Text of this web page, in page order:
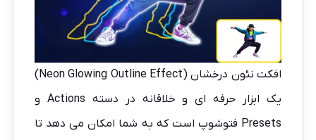
افکت نئون درخشان (Neon Glowing Outline Effect)
یک ابزار حرفه ای و خلاقانه در دسته Actions و
Presets فتوشوپ است که به شما امکان می دهد تا